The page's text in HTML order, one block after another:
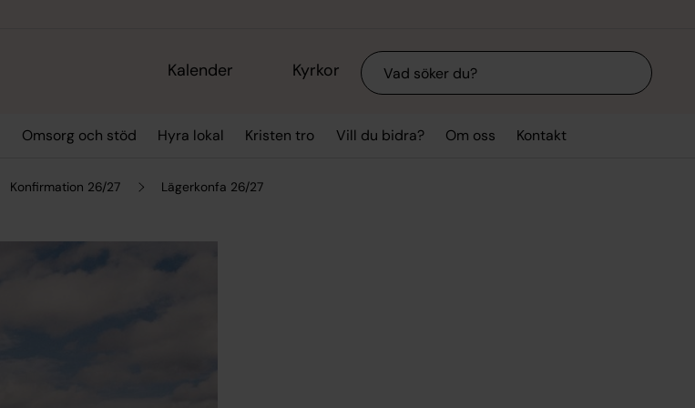
Kalender Kyrkor Sök
Omsorg och stöd Hyra lokal Kristen tro Vill du bidra? Om oss Kontakt
Konfirmation 26/27 Lägerkonfa 26/27